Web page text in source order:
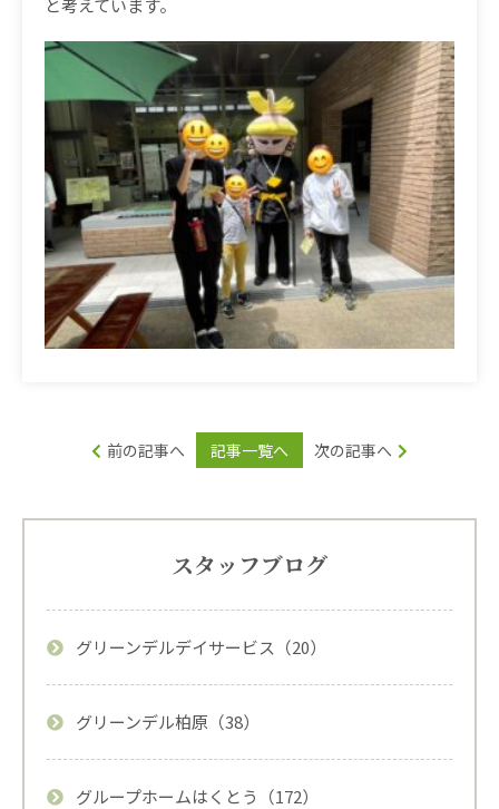
と考えています。
前の記事へ 記事一覧へ 次の記事へ
スタッフブログ
グリーンデルデイサービス（20）
グリーンデル柏原（38）
グループホームはくとう（172）